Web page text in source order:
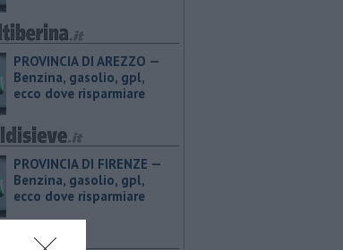
PROVINCIA DI AREZZO — ​
Benzina, gasolio, gpl,
ecco dove risparmiare
PROVINCIA DI FIRENZE — ​
Benzina, gasolio, gpl,
ecco dove risparmiare